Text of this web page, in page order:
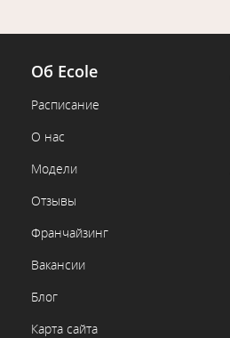
Об Ecole
Расписание
О нас
Модели
Отзывы
Франчайзинг
Вакансии
Блог
Карта сайта